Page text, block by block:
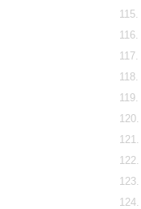
115.
116.
117.
118.
119.
120.
121.
122.
123.
124.